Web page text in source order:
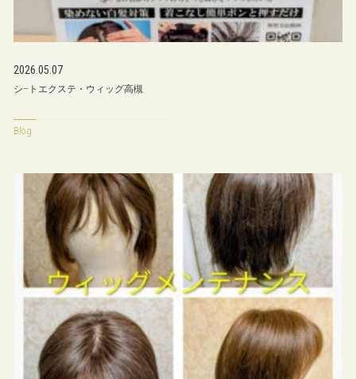
2026.05.07
シ−トエクステ・ウィッグ高槻
Blog